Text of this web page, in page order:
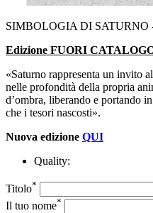
SIMBOLOGIA DI SATURNO
Edizione FUORI
«Saturno rappresenta un invito
nelle profondità della propria
d’ombra, liberando e portando
che i tesori nascosti».
Nuova edizione QUI
Quality:
Titolo*
Il tuo nome*